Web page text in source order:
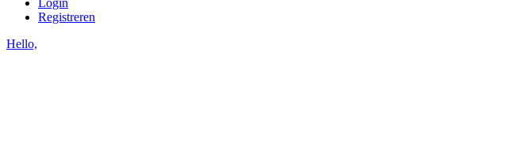
Login
Registreren
Hello,